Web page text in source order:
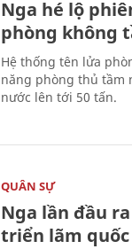
Nga hé lộ
phòng không
Hệ thống tên lửa
năng phòng thủ tầm
nước lên tới 50 tấn.
QUÂN SỰ
Nga lần đầu
triển lãm